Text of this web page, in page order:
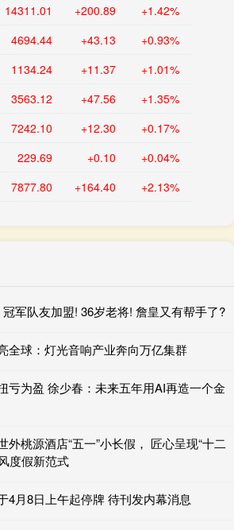
14311.01 +200.89 +1.42%
4694.44 +43.13 +0.93%
1134.24 +11.37 +1.01%
3563.12 +47.56 +1.35%
7242.10 +12.30 +0.17%
229.69 +0.10 +0.04%
7877.80 +164.40 +2.13%
军队友加盟! 36岁老将! 詹皇又有帮手了?
全球：灯光音响产业奔向万亿集群
亏为盈 徐少春：未来五年用AI再造一个金
桃源酒店“五一”小长假， 匠心呈现“十二
度假新范式
4月8日上午起停牌 待刊发内幕消息